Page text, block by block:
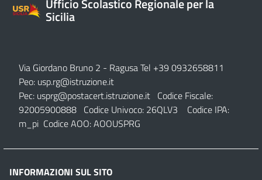
Ufficio Scolastico Regionale per la
Sicilia
Via Giordano Bruno 2 - Ragusa Tel +39 0932658811
Peo: usp.rg@istruzione.it
Pec: usprg@postacert.istruzione.it Codice Fiscale:
92005900888 Codice Univoco: 26QLV3 Codice IPA:
m_pi Codice AOO: AOOUSPRG
INFORMAZIONI SUL SITO